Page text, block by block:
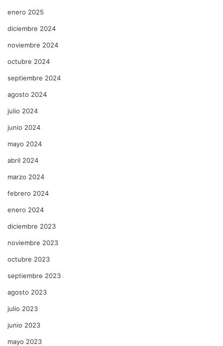
enero 2025
diciembre 2024
noviembre 2024
octubre 2024
septiembre 2024
agosto 2024
julio 2024
junio 2024
mayo 2024
abril 2024
marzo 2024
febrero 2024
enero 2024
diciembre 2023
noviembre 2023
octubre 2023
septiembre 2023
agosto 2023
julio 2023
junio 2023
mayo 2023